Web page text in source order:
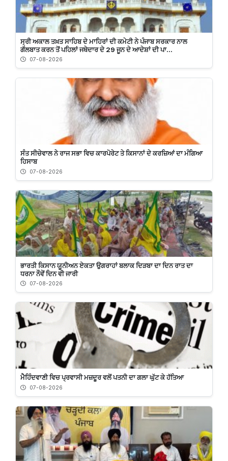
ਸ੍ਰੀ ਅਕਾਲ ਤਖ਼ਤ ਸਾਹਿਬ ਦੇ ਮਾਹਿਰਾਂ ਦੀ ਕਮੇਟੀ ਨੇ ਪੰਜਾਬ ਸਰਕਾਰ ਨਾਲ
ਗੱਲਬਾਤ ਕਰਨ ਤੋਂ ਪਹਿਲਾਂ ਜਥੇਦਾਰ ਦੇ 29 ਜੂਨ ਦੇ ਆਦੇਸ਼ਾਂ ਦੀ ਪਾ...
07-08-2026
ਸੰਤ ਸੀਚੇਵਾਲ ਨੇ ਰਾਜ ਸਭਾ ਵਿਚ ਕਾਰਪੋਰੇਟ ਤੇ ਕਿਸਾਨਾਂ ਦੇ ਕਰਜ਼ਿਆਂ ਦਾ ਮੰਗਿਆ
ਹਿਸਾਬ
07-08-2026
ਭਾਰਤੀ ਕਿਸਾਨ ਯੂਨੀਅਨ ਏਕਤਾ ਉਗਰਾਹਾਂ ਬਲਾਕ ਦਿੜਬਾ ਦਾ ਦਿਨ ਰਾਤ ਦਾ
ਧਰਨਾ ਨੌਵੇਂ ਦਿਨ ਵੀ ਜਾਰੀ
07-08-2026
ਮੈਹਿੰਦਵਾਣੀ ਵਿਚ ਪ੍ਰਵਾਸੀ ਮਜ਼ਦੂਰ ਵਲੋਂ ਪਤਨੀ ਦਾ ਗਲਾ ਘੁੱਟ ਕੇ ਹੱਤਿਆ
07-08-2026